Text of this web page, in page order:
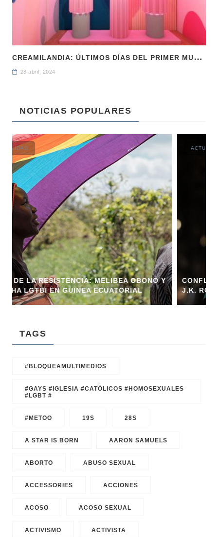
C
REAMILANDIA: ÚLTIMOS DÍAS DEL PRIMER MUSEO DEL HELADO
28 abril, 2024
NOTICIAS POPULARES
Y
ACTUALIDAD
CONFLICTOS Y LEYES: LA CONTROVERSIA
J.K. ROWLING Y LA NUEVA LEY EN ESCOCIA
TAGS
#BLOQUEAMULTIMEDIOS
#GAYS #IGLESIA #CATÓLICOS #HOMOSEXUALES
#LGBT #
#METOO 19S 28S
A STAR IS BORN AARON SAMUELS
ABORTO ABUSO SEXUAL
ACCESSORIES ACCIONES
ACOSO ACOSO SEXUAL
ACTIVISMO ACTIVISTA